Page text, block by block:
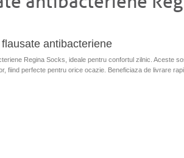
antibacteriene
Regina Socks, ideale pentru confortul zilnic. Aceste
fiind perfecte pentru orice ocazie. Beneficiaza de livrare